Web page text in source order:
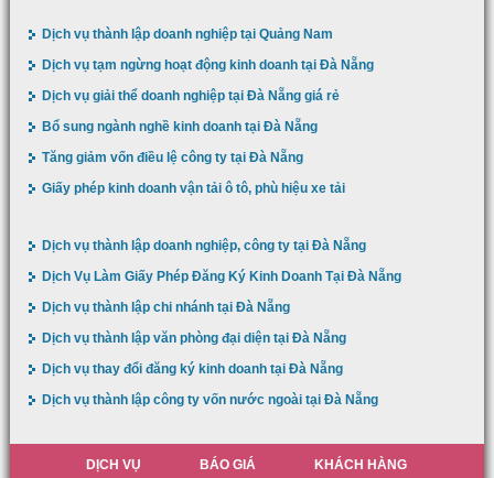
Dịch vụ thành lập doanh nghiệp tại Quảng Nam
Dịch vụ tạm ngừng hoạt động kinh doanh tại Đà Nẵng
Dịch vụ giải thể doanh nghiệp tại Đà Nẵng giá rẻ
Bổ sung ngành nghề kinh doanh tại Đà Nẵng
Tăng giảm vốn điều lệ công ty tại Đà Nẵng
Giấy phép kinh doanh vận tải ô tô, phù hiệu xe tải
Dịch vụ thành lập doanh nghiệp, công ty tại Đà Nẵng
Dịch Vụ Làm Giấy Phép Đăng Ký Kinh Doanh Tại Đà Nẵng
Dịch vụ thành lập chi nhánh tại Đà Nẵng
Dịch vụ thành lập văn phòng đại diện tại Đà Nẵng
Dịch vụ thay đổi đăng ký kinh doanh tại Đà Nẵng
Dịch vụ thành lập công ty vốn nước ngoài tại Đà Nẵng
DỊCH VỤ BÁO GIÁ KHÁCH HÀNG